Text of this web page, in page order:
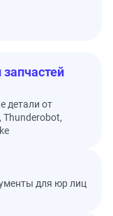
детали от
Thunderobot,
для юр лиц